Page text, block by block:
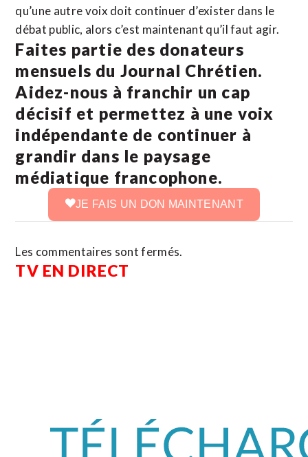
qu’une autre voix doit continuer d’exister dans le
débat public, alors c’est maintenant qu’il faut agir.
Faites partie des donateurs
mensuels du Journal Chrétien.
Aidez-nous à franchir un cap
décisif et permettez à une voix
indépendante de continuer à
grandir dans le paysage
médiatique francophone.
JE FAIS UN DON MAINTENANT
Les commentaires sont fermés.
TV EN DIRECT